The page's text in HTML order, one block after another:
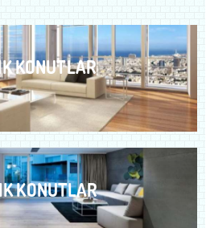
KONUTLAR
KONUTLAR